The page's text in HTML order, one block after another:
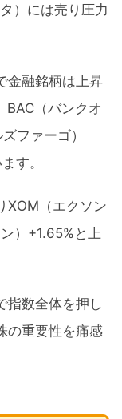
）には売り圧力
金融銘柄は上昇
BAC（バンクオ
ファーゴ）
す。
XOM（エクソン
）+1.65%と上
指数全体を押し
の重要性を痛感